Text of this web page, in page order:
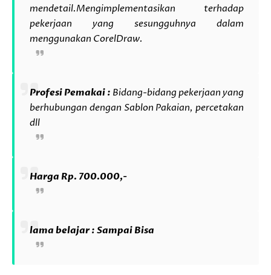
mendetail.Mengimplementasikan terhadap
pekerjaan yang sesungguhnya dalam
menggunakan CorelDraw.
Profesi Pemakai : Bidang-bidang pekerjaan yang
berhubungan dengan Sablon Pakaian, percetakan
dll
Harga Rp. 700.000,-
lama belajar : Sampai Bisa